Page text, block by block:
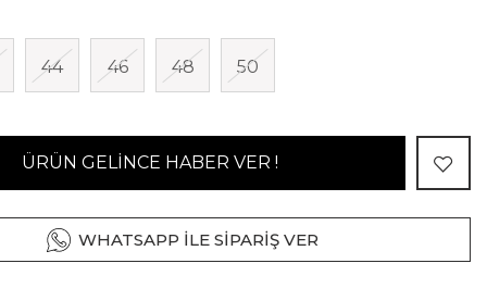
44 46 48 50
ÜRÜN GELİNCE HABER VER !
WHATSAPP İLE SİPARİŞ VER